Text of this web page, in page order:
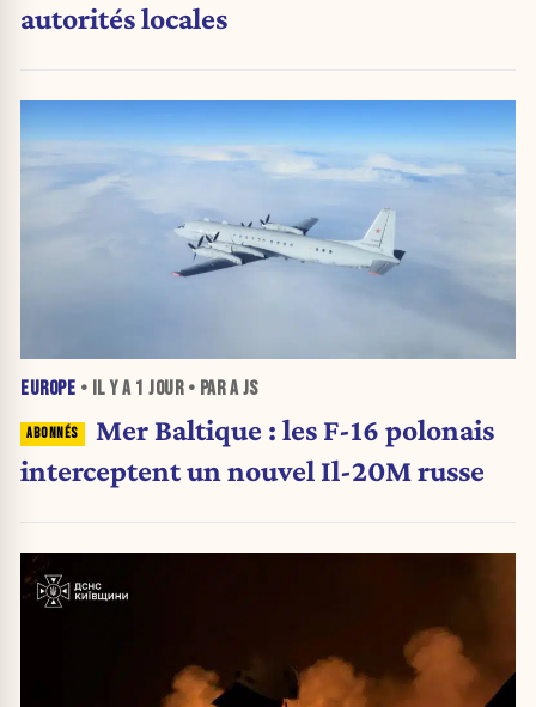
autorités locales
EUROPE • IL Y A 1 JOUR• PAR A JS
Mer Baltique : les F-16 polonais
interceptent un nouvel Il-20M russe